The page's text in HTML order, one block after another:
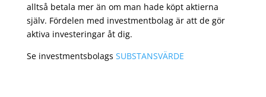
alltså betala mer än om man hade köpt aktierna
själv. Fördelen med investmentbolag är att de gör
aktiva investeringar åt dig.
Se investmentsbolags SUBSTANSVÄRDE